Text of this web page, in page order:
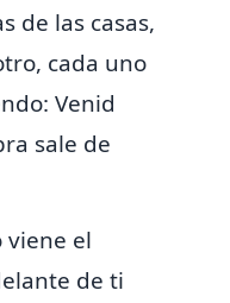
de las casas,
cada uno
Venid
sale de
viene el
de ti